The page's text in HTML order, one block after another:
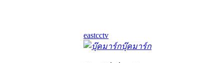
eastcctv
บุ๊คมาร์ก